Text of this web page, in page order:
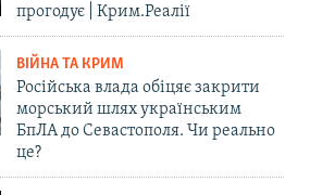
прогодує | Крим.Реалії
ВІЙНА ТА КРИМ
Російська влада обіцяє закрити
морський шлях українським
БпЛА до Севастополя. Чи реально
це?